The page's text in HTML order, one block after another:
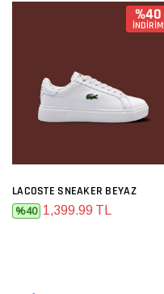
%40
İNDİRİM
LACOSTE SNEAKER BEYAZ
%40 1,399.99 TL